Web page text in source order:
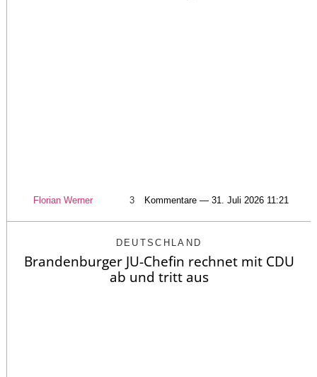
Florian Werner 3 Kommentare — 31. Juli 2026 11:21
DEUTSCHLAND
Brandenburger JU-Chefin rechnet mit CDU
ab und tritt aus